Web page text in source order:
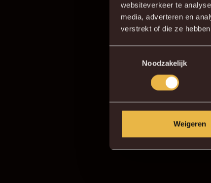
websiteverkeer te
media, adverteren en
verstrekt of die ze
Noodzakelijk
Weigeren